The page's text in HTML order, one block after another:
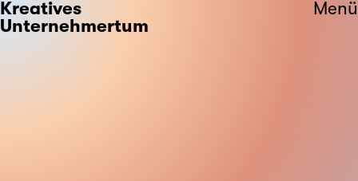
Kreatives
Unternehmertum
Menü